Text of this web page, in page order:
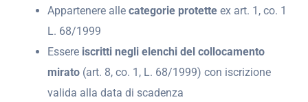
Appartenere allecategorie protette ex art. 1, co. 1
L. 68/1999
Essere iscritti negli elenchi del collocamento
mirato (art. 8, co. 1, L. 68/1999) con iscrizione
valida alla data di scadenza